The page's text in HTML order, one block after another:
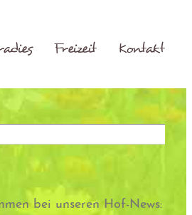
Freizeit Kontakt
bei unseren Hof-News: